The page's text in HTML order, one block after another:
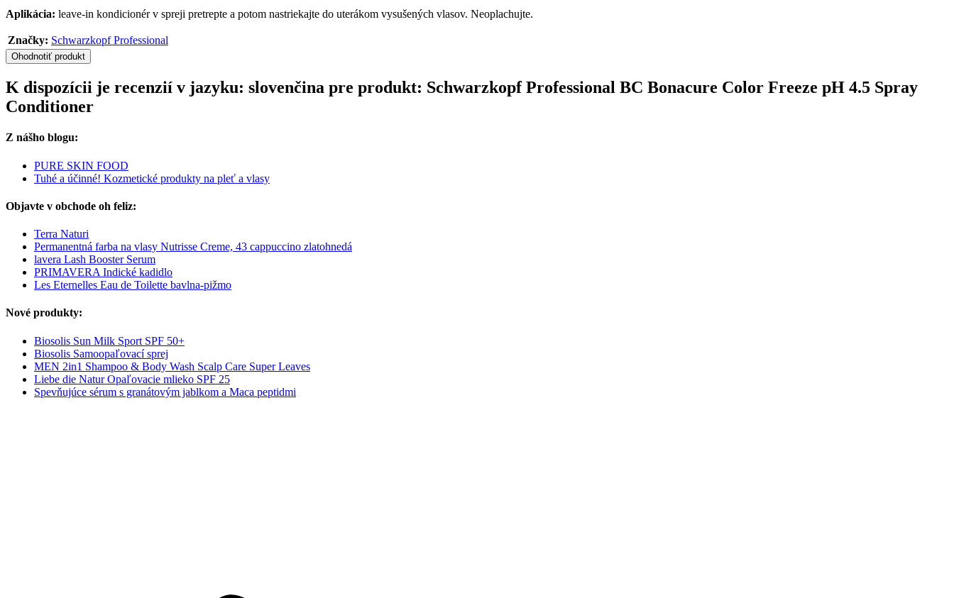
Aplikácia: leave-in kondicionér v spreji pretrepte a potom nastriekajte do uterákom vysušených vlasov. Neoplachujte.
Značky: Schwarzkopf Professional
Ohodnotiť produkt
K dispozícii je recenzií v jazyku: slovenčina pre produkt: Schwarzkopf Professional BC Bonacure Color Freeze pH 4.5 Spray
Conditioner
Z nášho blogu:
PURE SKIN FOOD
Tuhé a účinné! Kozmetické produkty na pleť a vlasy
Objavte v obchode oh feliz:
Terra Naturi
Permanentná farba na vlasy Nutrisse Creme, 43 cappuccino zlatohnedá
lavera Lash Booster Serum
PRIMAVERA Indické kadidlo
Les Eternelles Eau de Toilette bavlna-pižmo
Nové produkty:
Biosolis Sun Milk Sport SPF 50+
Biosolis Samoopaľovací sprej
MEN 2in1 Shampoo & Body Wash Scalp Care Super Leaves
Liebe die Natur Opaľovacie mlieko SPF 25
Spevňujúce sérum s granátovým jablkom a Maca peptidmi